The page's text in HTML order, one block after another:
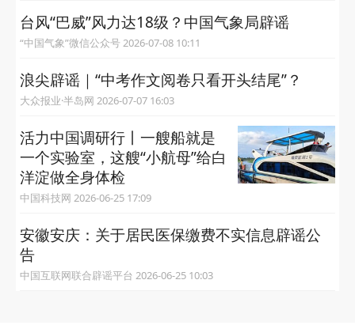
台风“巴威”风力达18级？中国气象局辟谣
“中国气象”微信公众号 2026-07-08 10:11
浪尖辟谣｜“中考作文阅卷只看开头结尾”？
大众报业·半岛网 2026-07-07 16:03
活力中国调研行丨一艘船就是
一个实验室，这艘“小航母”给白
洋淀做全身体检
中国科技网 2026-06-25 17:09
安徽安庆：关于居民医保缴费不实信息辟谣公
告
中国互联网联合辟谣平台 2026-06-25 10:03